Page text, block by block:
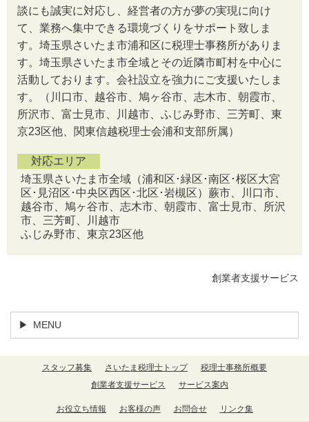
談にも誠実に対応し、経営者の方が夢の実現に向け
て、業務へ集中できる環境づくりをサポート致しま
す。埼玉県さいたま市浦和区に税理士事務所がありま
す。埼玉県さいたま市全域とその近隣市町村を中心に
活動しております。会社設立を強力にご支援いたしま
す。（川口市、越谷市、鳩ヶ谷市、志木市、朝霞市、
所沢市、富士見市、川越市、ふじみ野市、三芳町、東
京23区他、関東信越税理士会浦和支部所属）
対応エリア
埼玉県さいたま市全域（浦和区･緑区･南区･桜区大宮
区･見沼区･中央区西区･北区･岩槻区）蕨市、川口市、
越谷市、鳩ヶ谷市、志木市、朝霞市、富士見市、所沢
市、三芳町、川越市
ふじみ野市、東京23区他
創業者支援サービス
MENU
スタッフ募集 さいたま税理士トップ
税理士事務所概要
創業者支援サービス
サービス案内
お役立ち情報 お客様の声 お問合せ リンク集